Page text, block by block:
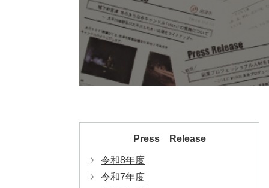
Press Release
令和8年度
令和7年度